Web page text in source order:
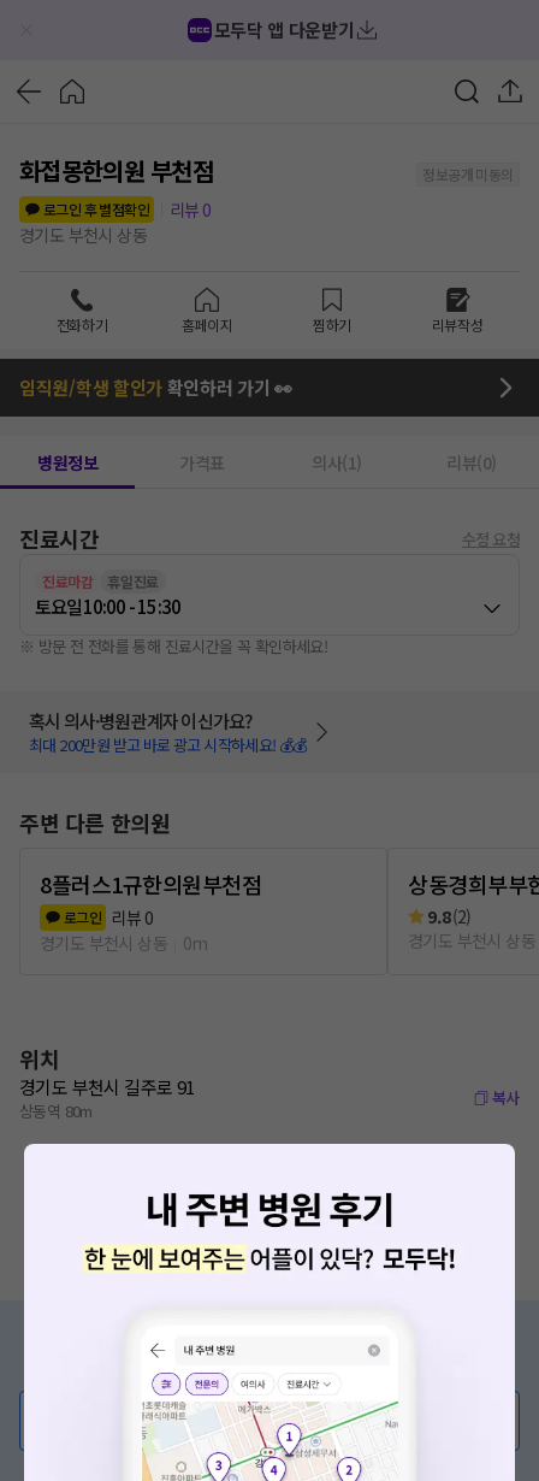
모두닥 앱 다운받기
화접몽한의원 부천점
정보공개 미동의
로그인 후 별점확인
리뷰 0
경기도 부천시 상동
전화하기 홈페이지 찜하기 리뷰작성
임직원/학생 할인가확인하러 가기 👀
병원정보 가격표 의사(1) 리뷰(0)
진료시간 수정 요청
진료마감 휴일진료
토요일10:00 - 15:30
※ 방문 전 전화를 통해 진료시간을 꼭 확인하세요!
혹시 의사·병원관계자 이신가요?
최대 200만원 받고 바로 광고 시작하세요! 💰💰
주변 다른 한의원
8플러스1규한의원부천점
로그인 리뷰 0
경기도 부천시 상동
0m
상동경희부부
9.8(2)
경기도 부천시 상동
위치
경기도 부천시 길주로 91
상동역 80m
복사
증상/치료, 궁금한 점이 있나요?
의사가 직접 답해드려요!
💬 무엇이든 물어보세요
혹은, 의료상담 서비스에 다양한 게시글 보러가기